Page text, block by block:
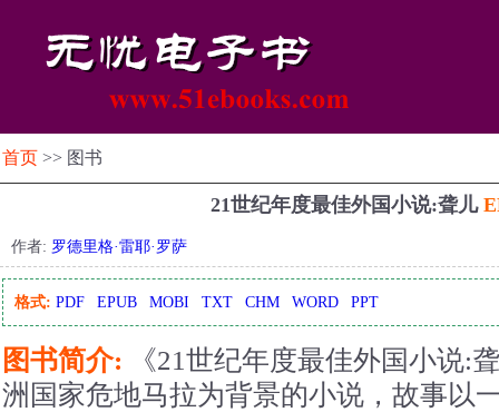
首页 >> 图书
21世纪年度最佳外国小说:聋儿
作者: 罗德里格·雷耶·罗萨
格式: PDF EPUB MOBI TXT CHM WORD PPT
图书简介: 《21世纪年度最佳外国小说:
洲国家危地马拉为背景的小说，故事以